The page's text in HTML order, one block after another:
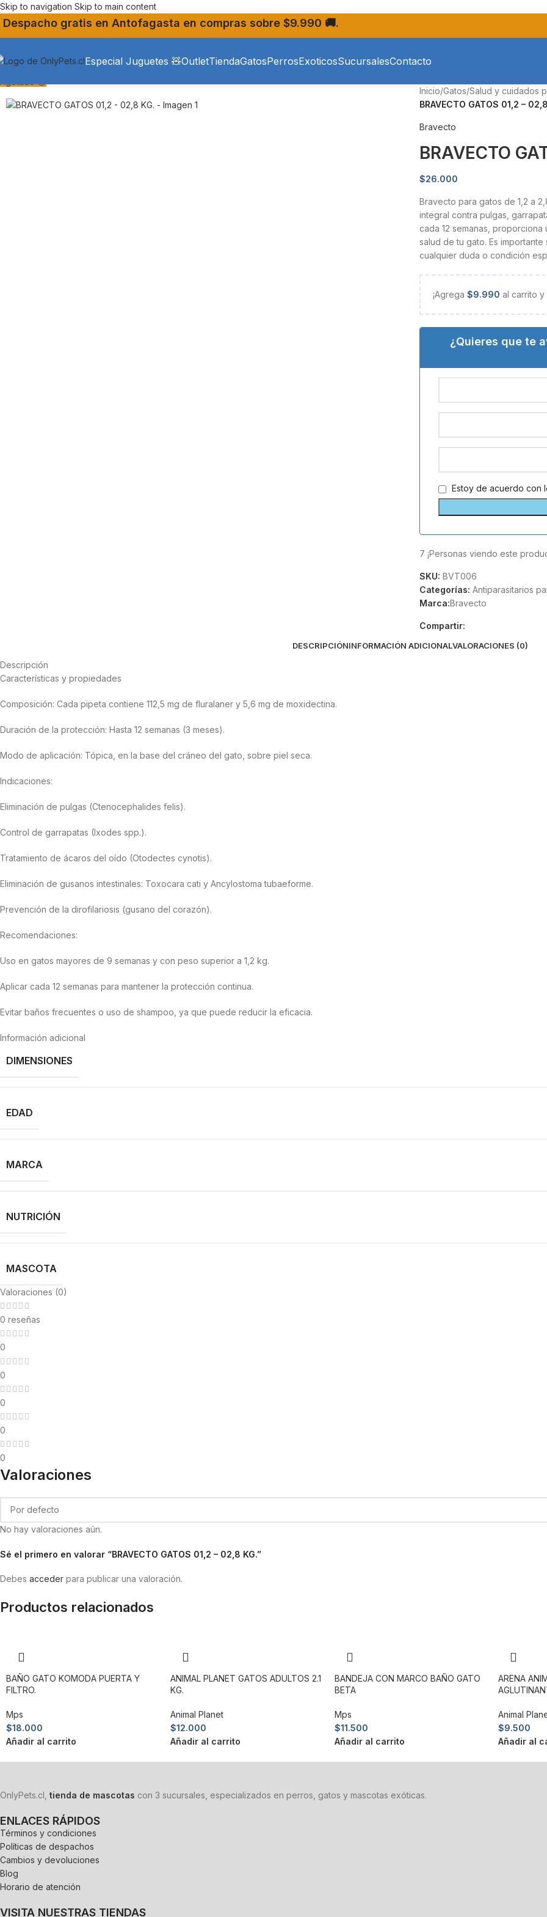
Skip to navigation Skip to main content
Despacho gratis en Antofagasta en compras sobre $9.990 🚚.
Especial Juguetes 🧸OutletTiendaGatosPerrosExoticosSucursalesContacto
Inicio/Gatos/Salud y cuidados
BRAVECTO GATOS 01,2 –
Bravecto
BRAVECTO
$26.000
Bravecto para gatos de 1,2 a
integral contra pulgas,
cada 12 semanas,
salud de tu gato. Es
cualquier duda o condición
¡Agrega $9.990 al carrito y
¿Quieres que te
Estoy de acuerdo con
7 ¡Personas viendo este
SKU: BVT006
Categorías: Antiparasitarios
Marca:Bravecto
Compartir:
DESCRIPCIÓNINFORMACIÓN ADICIONALVALORACIONES (0)
Descripción
Características y propiedades
Composición: Cada pipeta contiene 112,5 mg de fluralaner y 5,6 mg de moxidectina.
Duración de la protección: Hasta 12 semanas (3 meses).
Modo de aplicación: Tópica, en la base del cráneo del gato, sobre piel seca.
Indicaciones:
Eliminación de pulgas (Ctenocephalides felis).
Control de garrapatas (Ixodes spp.).
Tratamiento de ácaros del oído (Otodectes cynotis).
Eliminación de gusanos intestinales: Toxocara cati y Ancylostoma tubaeforme.
Prevención de la dirofilariosis (gusano del corazón).
Recomendaciones:
Uso en gatos mayores de 9 semanas y con peso superior a 1,2 kg.
Aplicar cada 12 semanas para mantener la protección continua.
Evitar baños frecuentes o uso de shampoo, ya que puede reducir la eficacia.
Información adicional
DIMENSIONES
EDAD
MARCA
NUTRICIÓN
MASCOTA
Valoraciones (0)
0 reseñas
0
0
0
0
0
Valoraciones
No hay valoraciones aún.
Sé el primero en valorar “BRAVECTO GATOS 01,2 – 02,8 KG.”
Debes acceder para publicar una valoración.
Productos relacionados
BAÑO GATO KOMODA PUERTA Y
FILTRO.
Mps
$18.000
Añadir al carrito
ANIMAL PLANET GATOS ADULTOS 2.1
KG.
Animal Planet
$12.000
Añadir al carrito
BANDEJA CON MARCO BAÑO GATO
BETA
Mps
$11.500
Añadir al carrito
ARENA
Animal
$9.500
Añadir al
OnlyPets.cl, tienda de mascotas con 3 sucursales, especializados en perros, gatos y mascotas exóticas.
ENLACES RÁPIDOS
Términos y condiciones
Políticas de despachos
Cambios y devoluciones
Blog
Horario de atención
VISITA NUESTRAS TIENDAS